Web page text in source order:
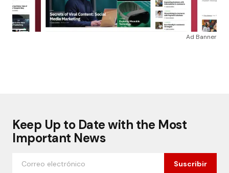
Ad Banner
Keep Up to Date with the Most
Important News
Suscribir